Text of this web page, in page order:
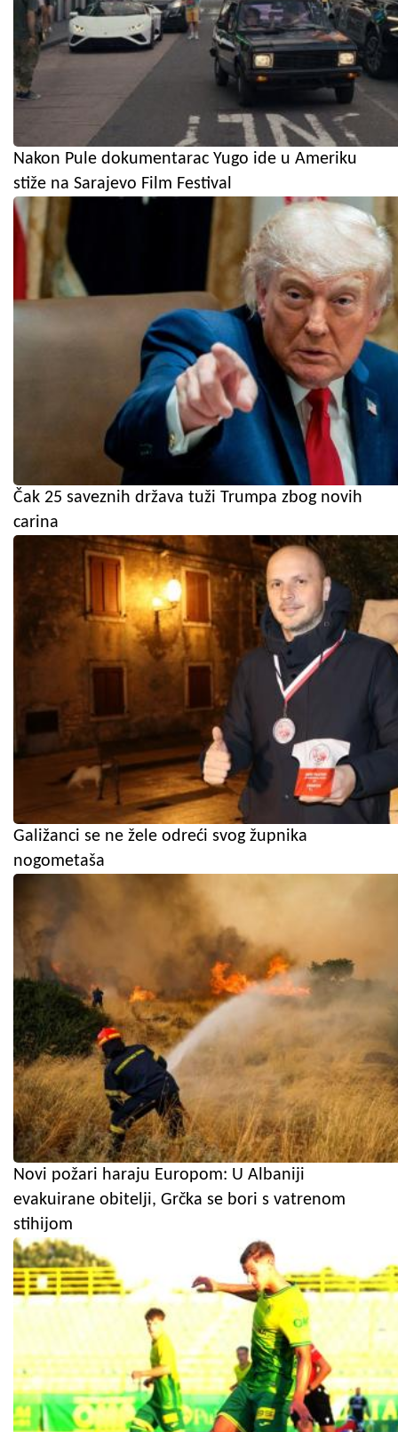
Nakon Pule dokumentarac Yugo ide u Ameriku
stiže na Sarajevo Film Festival
Čak 25 saveznih država tuži Trumpa zbog novih
carina
Galižanci se ne žele odreći svog župnika
nogometaša
Novi požari haraju Europom: U Albaniji
evakuirane obitelji, Grčka se bori s vatrenom
stihijom